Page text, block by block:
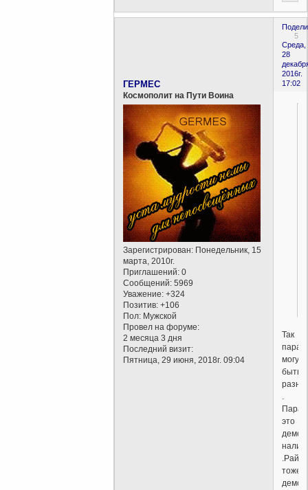
5
Среда,
28
2016г.
17:02
ГЕРМЕС
Космополит на Пути Воина
Зарегистрирован: Понедельник, 15
марта, 2010г.
Приглашений: 0
Сообщений: 5969
Уважение: +324
Позитив: +106
Пол: Мужской
Провел на форуме:
2 месяца 3 дня
Последний визит:
Пятница, 29 июня, 2018г. 09:04
Так
могут
быть
.
это
.Рай
тоже